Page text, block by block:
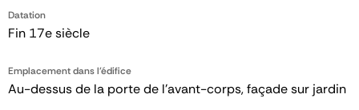
Datation
Fin 17e siècle
Emplacement dans l'édifice
Au-dessus de la porte de l'avant-corps, façade sur jardin